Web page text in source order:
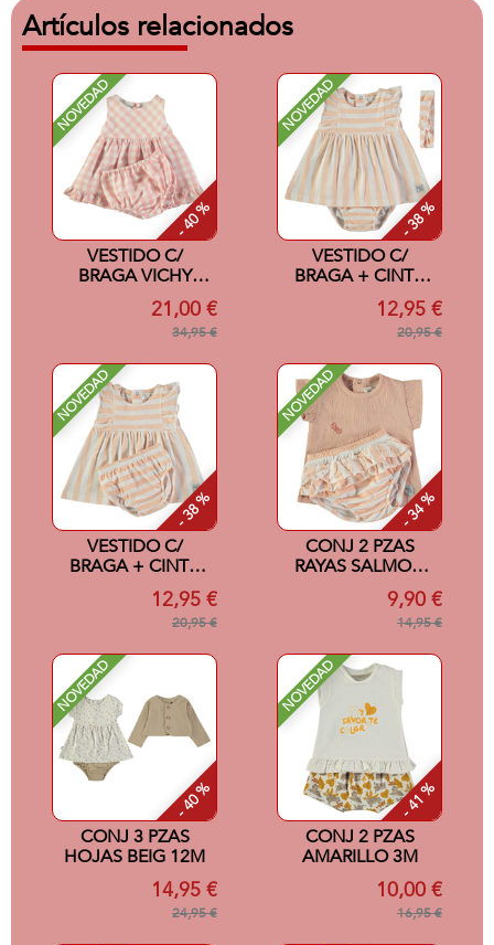
Artículos relacionados
NOVEDAD
- 40 %
VESTIDO C/
BRAGA VICHY
ROSA 6M21,00 €
34,95 €
NOVEDAD
- 38 %
VESTIDO C/
BRAGA + CINTA
SALMON 24M
12,95 €
20,95 €
NOVEDAD
- 38 %
VESTIDO C/
BRAGA + CINTA
SALMON 12M
12,95 €
20,95 €
NOVEDAD
- 34 %
CONJ 2 PZAS
RAYAS SALMON
9,90 €
14,95 €
NOVEDAD
- 40 %
CONJ 3 PZAS
HOJAS BEIG 12M
14,95 €
24,95 €
NOVEDAD
- 41 %
CONJ 2 PZAS
AMARILLO 3M
10,00 €
16,95 €